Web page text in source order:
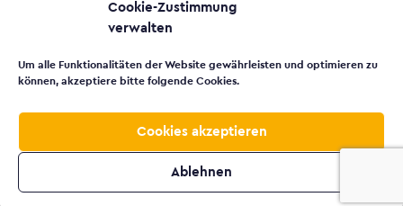
Cookie-Zustimmung
verwalten
Um alle Funktionalitäten der Website gewährleisten und optimieren zu
können, akzeptiere bitte folgende Cookies.
Cookies akzeptieren
Ablehnen
Tasteninstrumente
Zubehör
byVISCOR
Datenschutz
Jobs